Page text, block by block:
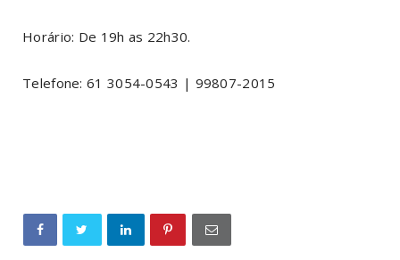
Horário: De 19h as 22h30.
Telefone: 61 3054-0543 | 99807-2015